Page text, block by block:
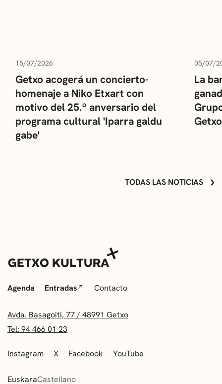
15/07/2026
Getxo acogerá un concierto-
homenaje a Niko Etxart con
motivo del 25.º anversario del
programa cultural 'Iparra galdu
gabe'
05/07/
La
Getxo
TODAS LAS NOTICIAS
Agenda Entradas Contacto
Avda. Basagoiti, 77 / 48991 Getxo
Tel: 94 466 01 23
Instagram X Facebook YouTube
EuskaraCastellano